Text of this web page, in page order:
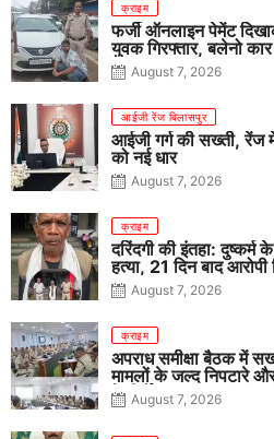
क्राइम
फर्जी ऑनलाइन पेमेंट
युवक गिरफ्तार, बलेनो
August 7, 2026
आईजी रेंज बिलासपुर
आईजी गर्ग की सख्ती, रेंज
को नई धार
August 7, 2026
क्राइम
दरिंदगी की इंतहा: दुष्कर्म
हत्या, 21 दिन बाद आरोपी
August 7, 2026
क्राइम
अपराध समीक्षा बैठक में
मामलों के जल्द निपटारे
के निर्देश
August 7, 2026